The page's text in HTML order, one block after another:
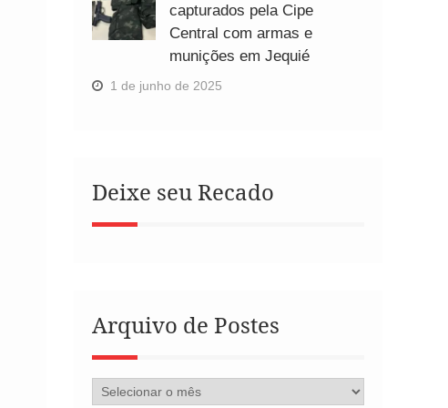
capturados pela Cipe
Central com armas e
munições em Jequié
1 de junho de 2025
Deixe seu Recado
Arquivo de Postes
Arquivo